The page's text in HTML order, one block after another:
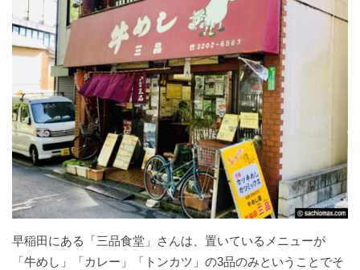
早稲田にある「三品食堂」さんは、置いているメニューが
「牛めし」「カレー」「トンカツ」の3品のみということでそ